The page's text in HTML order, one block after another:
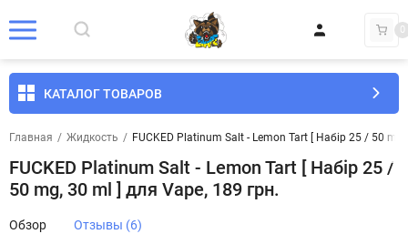
0
КАТАЛОГ ТОВАРОВ
Главная / Жидкость / FUCKED Platinum Salt - Lemon Tart [ Набір 25 / 50
FUCKED Platinum Salt - Lemon Tart [ Набір 25 /
50 mg, 30 ml ] для Vape, 189 грн.
Обзор Отзывы (6)